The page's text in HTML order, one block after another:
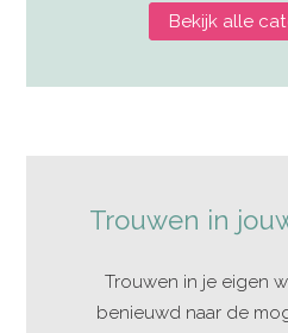
Bekijk alle
Trouwen in
Trouwen in je eigen
benieuwd naar de